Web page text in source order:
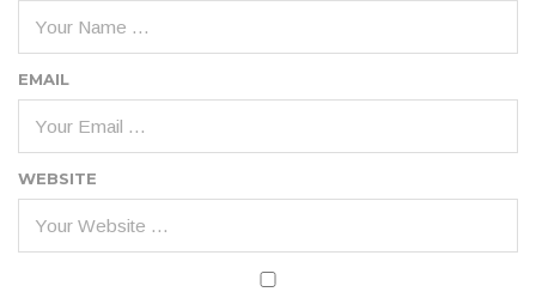
EMAIL
WEBSITE